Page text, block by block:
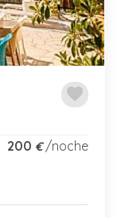
favorite
200 €/noche